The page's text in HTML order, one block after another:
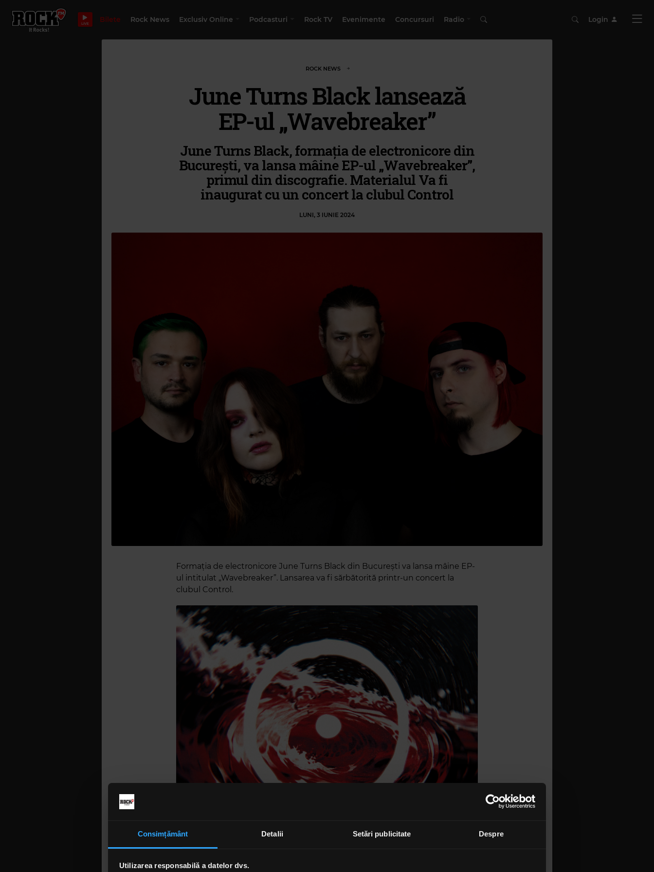
Consimțământ Detalii Setări publicitate Despre
Utilizarea responsabilă a datelor dvs.
LIVE Bilete Rock News Exclusiv Online Podcasturi Rock TV Evenimente Concursuri Radio Login
ROCK NEWS
June Turns Black lansează
EP-ul „Wavebreaker”
June Turns Black, formația de electronicore din
București, va lansa mâine EP-ul „Wavebreaker”,
primul din discografie. Materialul Va fi
inaugurat cu un concert la clubul Control
LUNI, 3 IUNIE 2024
Formația de electronicore June Turns Black din București va lansa mâine EP-
ul intitulat „Wavebreaker”. Lansarea va fi sărbătorită printr-un concert la
clubul Control.